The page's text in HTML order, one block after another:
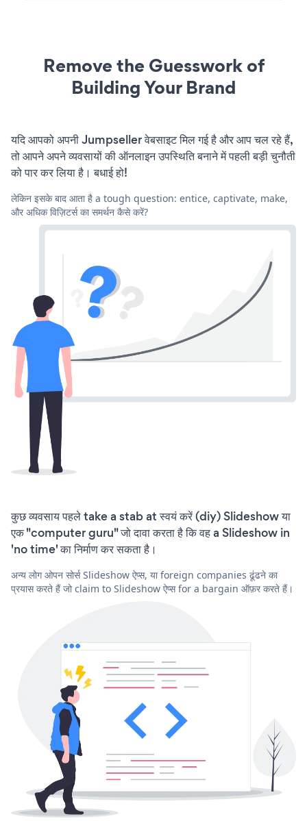
Remove the Guesswork of
Building Your Brand
यदि आपको अपनी Jumpseller वेबसाइट मिल गई है और आप चल रहे हैं,
तो आपने अपने व्यवसायों की ऑनलाइन उपस्थिति बनाने में पहली बड़ी चुनौती
को पार कर लिया है। बधाई हो!
लेकिन इसके बाद आता है a tough question: entice, captivate, make,
और अधिक विज़िटर्स का समर्थन कैसे करें?
कुछ व्यवसाय पहले take a stab at स्वयं करें (diy) Slideshow या
एक "computer guru" जो दावा करता है कि वह a Slideshow in
'no time' का निर्माण कर सकता है।
अन्य लोग ओपन सोर्स Slideshow ऐप्स, या foreign companies ढूंढने का
प्रयास करते हैं जो claim to Slideshow ऐप्स for a bargain ऑफ़र करते हैं।